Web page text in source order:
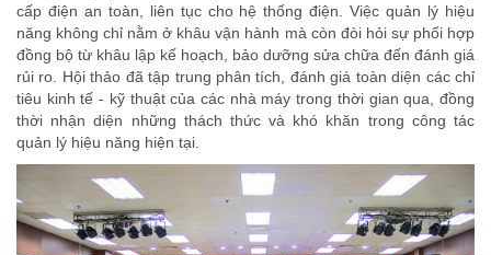
cấp điện an toàn, liên tục cho hệ thống điện. Việc quản lý hiệu
năng không chỉ nằm ở khâu vận hành mà còn đòi hỏi sự phối hợp
đồng bộ từ khâu lập kế hoạch, bảo dưỡng sửa chữa đến đánh giá
rủi ro. Hội thảo đã tập trung phân tích, đánh giá toàn diện các chỉ
tiêu kinh tế - kỹ thuật của các nhà máy trong thời gian qua, đồng
thời nhận diện những thách thức và khó khăn trong công tác
quản lý hiệu năng hiện tại.